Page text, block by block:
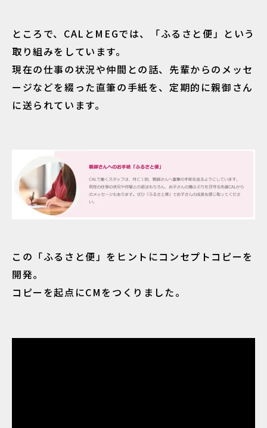
ところで、CALとMEGでは、「ふるさと便」という
取り組みをしています。
現在の仕事の状況や仲間との話、先輩からのメッセ
ージなどを綴った直筆の手紙を、定期的に親御さん
に送られています。
この「ふるさと便」をヒントにコンセプトコピーを
開発。
コピーを起点にCMをつくりました。